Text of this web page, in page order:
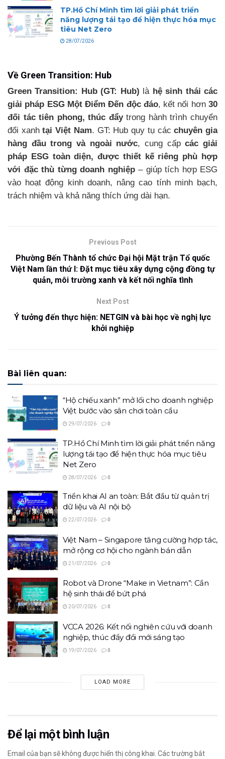
TP.Hồ Chí Minh tìm lời giải phát triển
năng lượng tái tạo để hiện thực hóa mục
tiêu Net Zero
28/07/2026
Về Green Transition: Hub
Green Transition: Hub (GT: Hub) là hệ sinh thái các
giải pháp ESG Một Điểm Đến độc đáo, kết nối hơn30
đối tác tiên phong, thúc đẩytrong hành trình chuyển
đổi xanhtại Việt Nam. GT: Hub quy tụ cácchuyên gia
hàng đầu trong và ngoài nước, cung cấpcác giải
pháp ESG toàn diện, được thiết kế riêng phù hợp
với đặc thù từng doanh nghiệp– giúp tích hợp ESG
vào hoạt động kinh doanh, nâng cao tính minh bạch,
trách nhiệm và khả năng thích ứng dài hạn.
Previous Post
Phường Bến Thành tổ chức Đại hội Mặt trận Tổ quốc
Việt Nam lần thứ I: Đặt mục tiêu xây dựng cộng đồng tự
quản, môi trường xanh và kết nối nghĩa tình
Next Post
Ý tưởng đến thực hiện: NETGIN và bài học về nghị lực
khởi nghiệp
Bài liên quan:
“Hộ chiếu xanh” mở lối cho doanh nghiệp
Việt bước vào sân chơi toàn cầu
29/07/2026 0
TP.Hồ Chí Minh tìm lời giải phát triển năng
lượng tái tạo để hiện thực hóa mục tiêu
Net Zero
28/07/2026 0
Triển khai AI an toàn: Bắt đầu từ quản trị
dữ liệu và AI nội bộ
22/07/2026 0
Việt Nam – Singapore tăng cường hợp tác,
mở rộng cơ hội cho ngành bán dẫn
21/07/2026 0
Robot và Drone “Make in Vietnam”: Cần
hệ sinh thái để bứt phá
20/07/2026 0
VCCA 2026: Kết nối nghiên cứu với doanh
nghiệp, thúc đẩy đổi mới sáng tạo
19/07/2026 0
LOAD MORE
Để lại một bình luận
Email của bạn sẽ không được hiển thị công khai. Các trường bắt